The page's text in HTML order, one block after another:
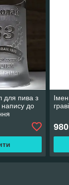
для пива з
напису до
980